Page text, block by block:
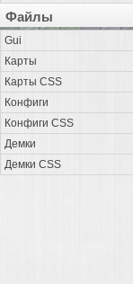
Файлы
Gui
Карты
Карты CSS
Конфиги
Конфиги CSS
Демки
Демки CSS